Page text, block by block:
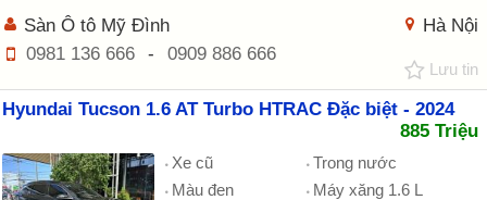
Hà Nội
Sàn Ô tô Mỹ Đình
0981 136 666
- 0909 886 666
Lưu tin
Hyundai Tucson 1.6 AT Turbo HTRAC Đặc biệt - 2024
885 Triệu
Xe cũ
Trong nước
Màu đen
Máy xăng 1.6 L